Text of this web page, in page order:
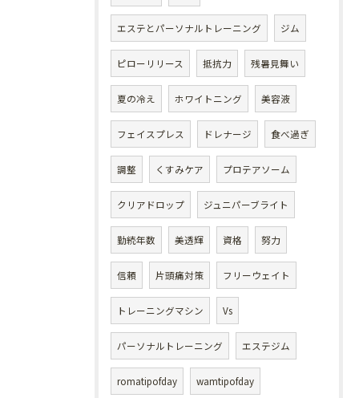
エステとパーソナルトレーニング ジム
ピローリリース 抵抗力 残暑見舞い
夏の冷え ホワイトニング 美容液
フェイスプレス ドレナージ 食べ過ぎ
調整 くすみケア プロテアソーム
クリアドロップ ジュニパーブライト
勤続年数 美透輝 資格 努力
信頼 片頭痛対策 フリーウェイト
トレーニングマシン Vs
パーソナルトレーニング エステジム
romatipofday wamtipofday